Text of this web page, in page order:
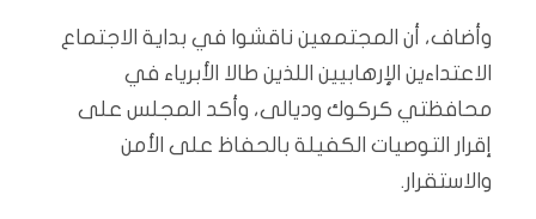
وأضاف، أن المجتمعين ناقشوا في بداية الاجتماع
الاعتداءين الإرهابيين اللذين طالا الأبرياء في
محافظتي كركوك وديالى، وأكد المجلس على
إقرار التوصيات الكفيلة بالحفاظ على الأمن
والاستقرار.